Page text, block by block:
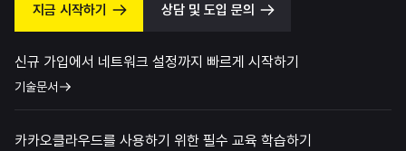
지금 시작하기 상담 및 도입 문의
신규 가입에서 네트워크 설정까지 빠르게 시작하기
기술문서
카카오클라우드를 사용하기 위한 필수 교육 학습하기